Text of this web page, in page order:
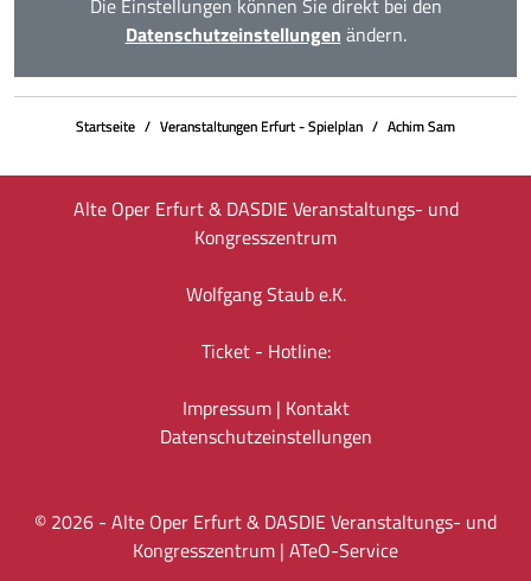
Datenschutzeinstellungen ändern.
Startseite Veranstaltungen Erfurt - Spielplan Achim Sam
Alte Oper Erfurt & DASDIE Veranstaltungs- und
Kongresszentrum
Wolfgang Staub e.K.
Ticket - Hotline:
Impressum| Kontakt
Datenschutz­einstellungen
© 2026 - Alte Oper Erfurt & DASDIE Veranstaltungs- und
Kongresszentrum | ATeO-Service